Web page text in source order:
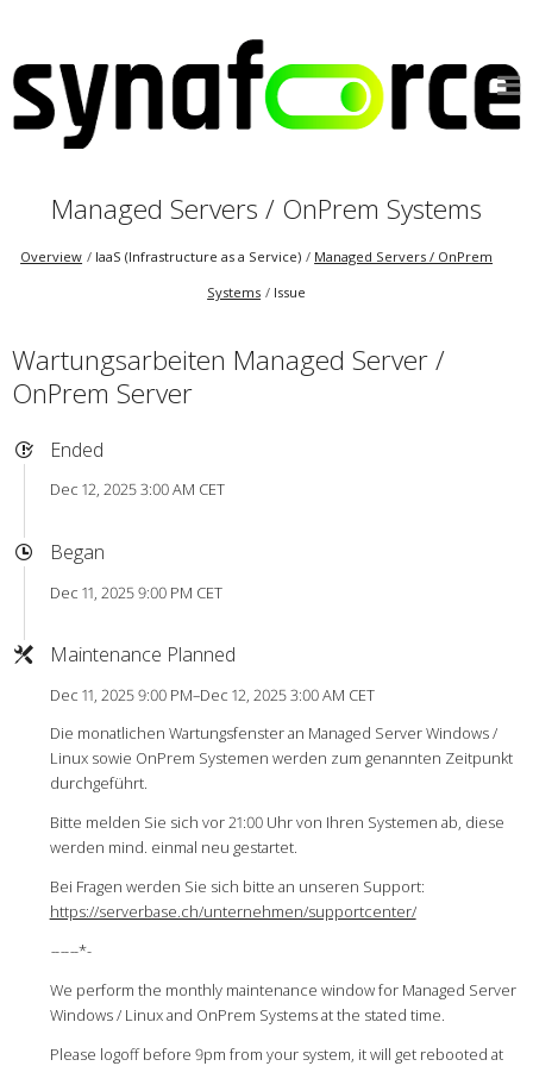
Managed Servers / OnPrem Systems
Overview IaaS (Infrastructure as a Service)
Managed Servers / OnPrem
Systems
Issue
Wartungsarbeiten Managed Server /
OnPrem Server
Ended
Dec 12, 2025 3:00 AM CET
Began
Dec 11, 2025 9:00 PM CET
Maintenance Planned
Dec 11, 2025 9:00 PM–Dec 12, 2025 3:00 AM CET
Die monatlichen Wartungsfenster an Managed Server Windows /
Linux sowie OnPrem Systemen werden zum genannten Zeitpunkt
durchgeführt.
Bitte melden Sie sich vor 21:00 Uhr von Ihren Systemen ab, diese
werden mind. einmal neu gestartet.
Bei Fragen werden Sie sich bitte an unseren Support:
https://serverbase.ch/unternehmen/supportcenter/
------*-
We perform the monthly maintenance window for Managed Server
Windows / Linux and OnPrem Systems at the stated time.
Please logoff before 9pm from your system, it will get rebooted at